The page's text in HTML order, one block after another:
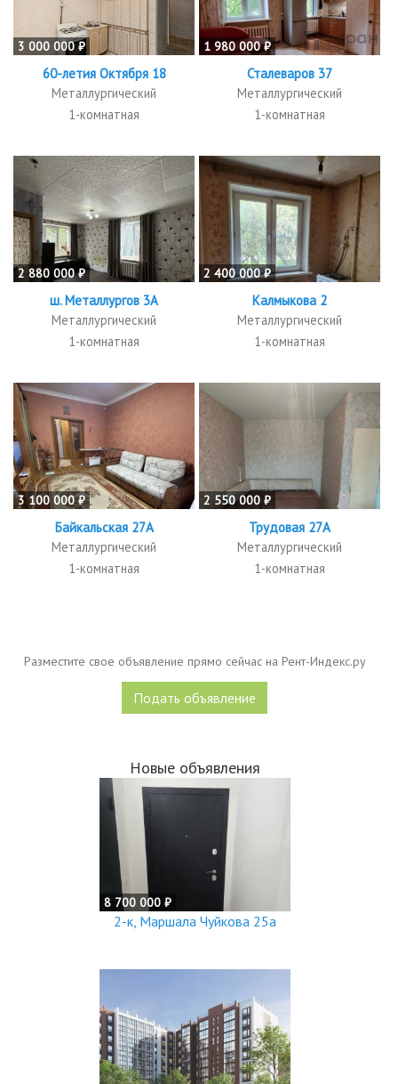
3 000 000 ₽
60-летия Октября 18
Металлургический
1-комнатная
1 980 000 ₽
Сталеваров 37
Металлургический
1-комнатная
2 880 000 ₽
ш. Металлургов 3А
Металлургический
1-комнатная
2 400 000 ₽
Калмыкова 2
Металлургический
1-комнатная
3 100 000 ₽
Байкальская 27А
Металлургический
1-комнатная
2 550 000 ₽
Трудовая 27А
Металлургический
1-комнатная
Разместите свое объявление прямо сейчас на Рент-Индекс.ру
Подать объявление
Новые объявления
8 700 000 ₽
2-к, Маршала Чуйкова 25а